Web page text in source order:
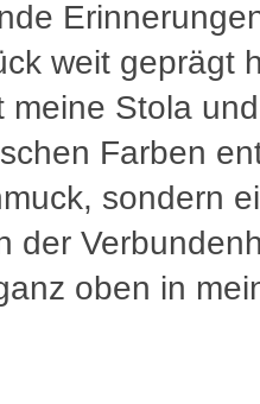
weit geprägt
meine Stola
Farben
sondern
der
oben in